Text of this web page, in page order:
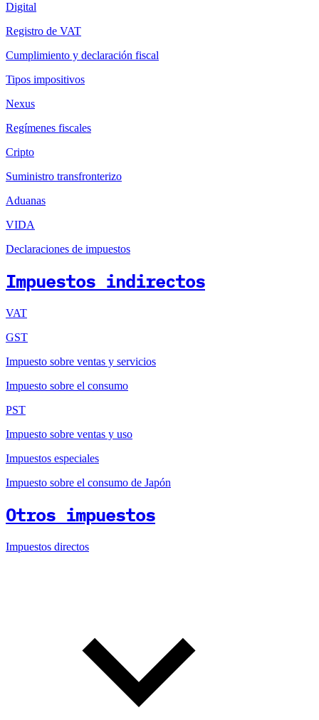
Digital
Registro de VAT
Cumplimiento y declaración fiscal
Tipos impositivos
Nexus
Regímenes fiscales
Cripto
Suministro transfronterizo
Aduanas
VIDA
Declaraciones de impuestos
Impuestos indirectos
VAT
GST
Impuesto sobre ventas y servicios
Impuesto sobre el consumo
PST
Impuesto sobre ventas y uso
Impuestos especiales
Impuesto sobre el consumo de Japón
Otros impuestos
Impuestos directos